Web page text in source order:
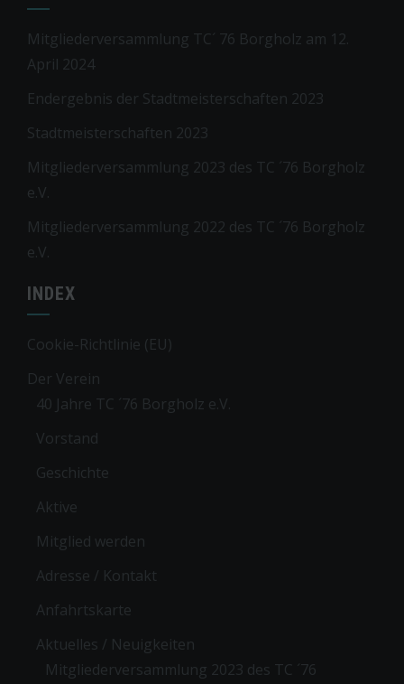
Mitgliederversammlung TC´ 76 Borgholz am 12.
April 2024
Endergebnis der Stadtmeisterschaften 2023
Stadtmeisterschaften 2023
Mitgliederversammlung 2023 des TC ´76 Borgholz
e.V.
Mitgliederversammlung 2022 des TC ´76 Borgholz
e.V.
INDEX
Cookie-Richtlinie (EU)
Der Verein
40 Jahre TC ´76 Borgholz e.V.
Vorstand
Geschichte
Aktive
Mitglied werden
Adresse / Kontakt
Anfahrtskarte
Aktuelles / Neuigkeiten
Mitgliederversammlung 2023 des TC ´76